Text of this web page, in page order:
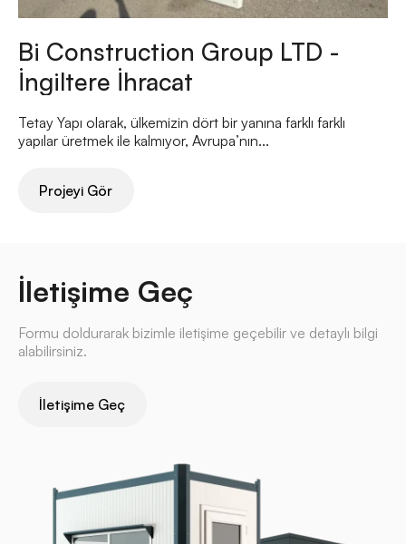
Bi Construction Group LTD -
İngiltere İhracat
Tetay Yapı olarak, ülkemizin dört bir yanına farklı farklı
yapılar üretmek ile kalmıyor, Avrupa’nın...
Projeyi Gör
İletişime Geç
Formu doldurarak bizimle iletişime geçebilir ve detaylı bilgi
alabilirsiniz.
İletişime Geç